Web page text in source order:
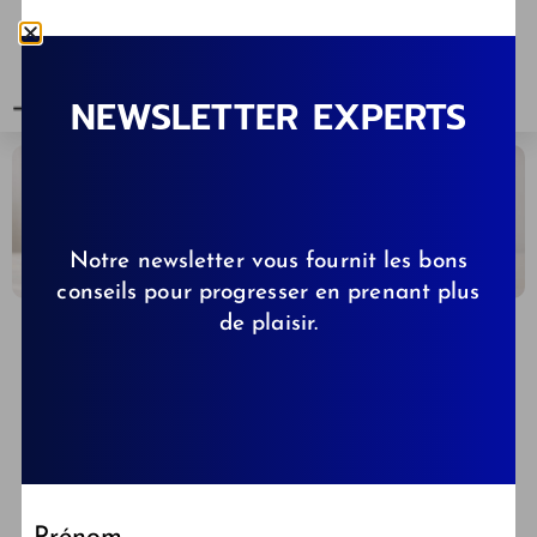
NEWSLETTER EXPERTS
Notre newsletter vous fournit les bons
conseils pour progresser en prenant plus
de plaisir.